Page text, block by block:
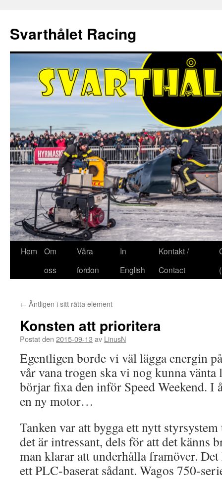
innehåll
Svarthålet Racing
Hem
Om
oss
Våra
fordon
In
English
Kontakt /
Contact
← Äntligen i sitt rätta element
Konsten att prioritera
Postat den 2015-09-13 av LinusN
Egentligen borde vi väl lägga energin
vår vana trogen ska vi nog kunna
börjar fixa den inför Speed Weekend. I
en ny motor…
Tanken var att bygga ett nytt
det är intressant, dels för att det känns
man klarar att underhålla framöver.
ett PLC-baserat sådant. Wagos 750-